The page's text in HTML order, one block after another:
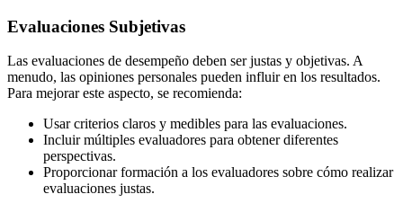
Evaluaciones Subjetivas
Las evaluaciones de desempeño deben ser justas y objetivas. A
menudo, las opiniones personales pueden influir en los resultados.
Para mejorar este aspecto, se recomienda:
Usar criterios claros y medibles para las evaluaciones.
Incluir múltiples evaluadores para obtener diferentes
perspectivas.
Proporcionar formación a los evaluadores sobre cómo realizar
evaluaciones justas.